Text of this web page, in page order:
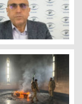
رامی عبدلرحمن،